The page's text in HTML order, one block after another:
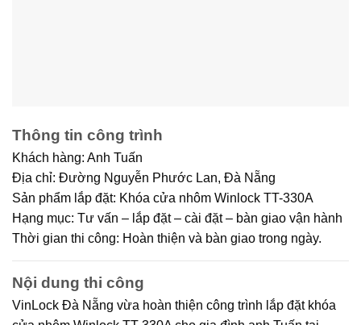
Thông tin công trình
Khách hàng: Anh Tuấn
Địa chỉ: Đường Nguyễn Phước Lan, Đà Nẵng
Sản phẩm lắp đặt: Khóa cửa nhôm Winlock TT-330A
Hạng mục: Tư vấn – lắp đặt – cài đặt – bàn giao vận hành
Thời gian thi công: Hoàn thiện và bàn giao trong ngày.
Nội dung thi công
VinLock Đà Nẵng vừa hoàn thiện công trình lắp đặt khóa